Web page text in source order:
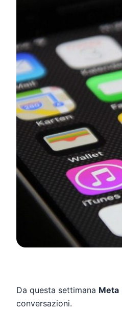
Da questa settimana Meta
conversazioni.